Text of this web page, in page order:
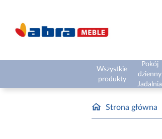
Wszystkie
produkty
Pokój
dzienny
Jadalnia
Strona główna